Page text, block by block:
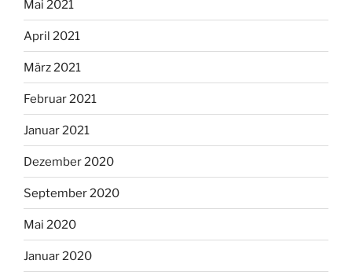
Mai 2021
April 2021
März 2021
Februar 2021
Januar 2021
Dezember 2020
September 2020
Mai 2020
Januar 2020